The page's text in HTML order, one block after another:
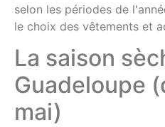
selon les périodes de
le choix des vêtements et
La saison
Guadeloupe
mai)